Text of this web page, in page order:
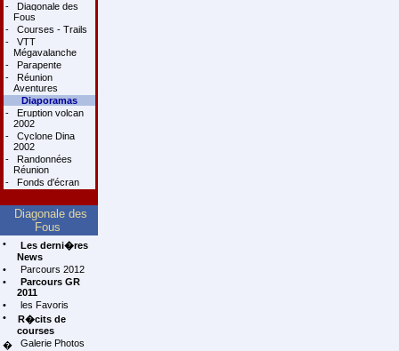
-
Diagonale des
Fous
-
Courses - Trails
-
VTT
Mégavalanche
-
Parapente
-
Réunion
Aventures
Diaporamas
-
Eruption volcan
2002
-
Cyclone Dina
2002
-
Randonnées
Réunion
-
Fonds d'écran
Diagonale des
Fous
•
Les derni�res
News
•
Parcours 2012
•
Parcours GR
2011
•
les Favoris
•
R�cits de
courses
�
Galerie Photos